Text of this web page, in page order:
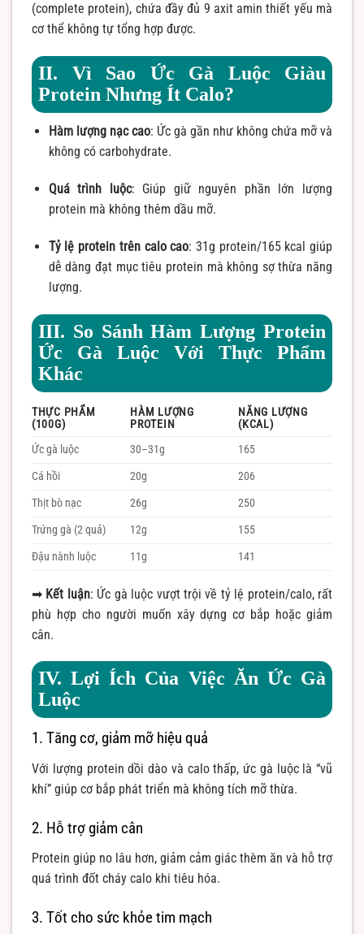
(complete protein), chứa đầy đủ 9 axit amin thiết yếu mà
cơ thể không tự tổng hợp được.
II. Vì Sao Ức Gà Luộc Giàu
Protein Nhưng Ít Calo?
Hàm lượng nạc cao: Ức gà gần như không chứa mỡ và
không có carbohydrate.
Quá trình luộc: Giúp giữ nguyên phần lớn lượng
protein mà không thêm dầu mỡ.
Tỷ lệ protein trên calo cao: 31g protein/165 kcal giúp
dễ dàng đạt mục tiêu protein mà không sợ thừa năng
lượng.
III. So Sánh Hàm Lượng Protein
Ức Gà Luộc Với Thực Phẩm
Khác
THỰC PHẨM
(100G)
HÀM LƯỢNG
PROTEIN
NĂNG LƯỢNG
(KCAL)
Ức gà luộc
30–31g
165
Cá hồi
20g
206
Thịt bò nạc
26g
250
Trứng gà (2 quả)
12g
155
Đậu nành luộc
11g 141
➡ Kết luận: Ức gà luộc vượt trội về tỷ lệ protein/calo, rất
phù hợp cho người muốn xây dựng cơ bắp hoặc giảm
cân.
IV. Lợi Ích Của Việc Ăn Ức Gà
Luộc
1. Tăng cơ, giảm mỡ hiệu quả
Với lượng protein dồi dào và calo thấp, ức gà luộc là “vũ
khí” giúp cơ bắp phát triển mà không tích mỡ thừa.
2. Hỗ trợ giảm cân
Protein giúp no lâu hơn, giảm cảm giác thèm ăn và hỗ trợ
quá trình đốt cháy calo khi tiêu hóa.
3. Tốt cho sức khỏe tim mạch